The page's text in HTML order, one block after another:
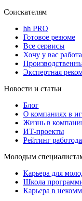
Соискателям
hh PRO
Готовое резюме
Все сервисы
Хочу у вас
Экспертная
Новости и статьи
Блог
О компаниях в
Жизнь в
ИТ-проекты
Рейтинг
Молодым
Карьера для
Школа
Карьера в